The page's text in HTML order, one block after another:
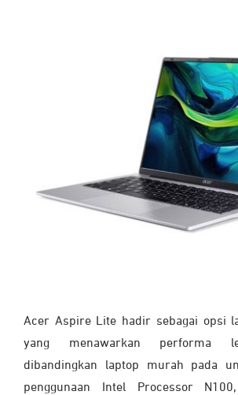
Acer Aspire Lite hadir sebagai opsi
yang menawarkan performa
dibandingkan laptop murah pada
penggunaan Intel Processor